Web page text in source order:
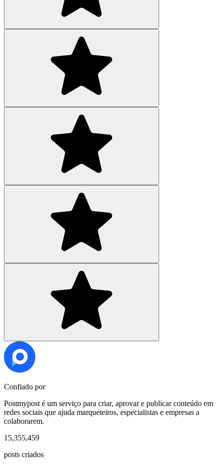
Confiado por
Postmypost é um serviço para criar, aprovar e publicar conteúdo em
redes sociais que ajuda marqueteiros, especialistas e empresas a
colaborarem.
15,355,459
posts criados